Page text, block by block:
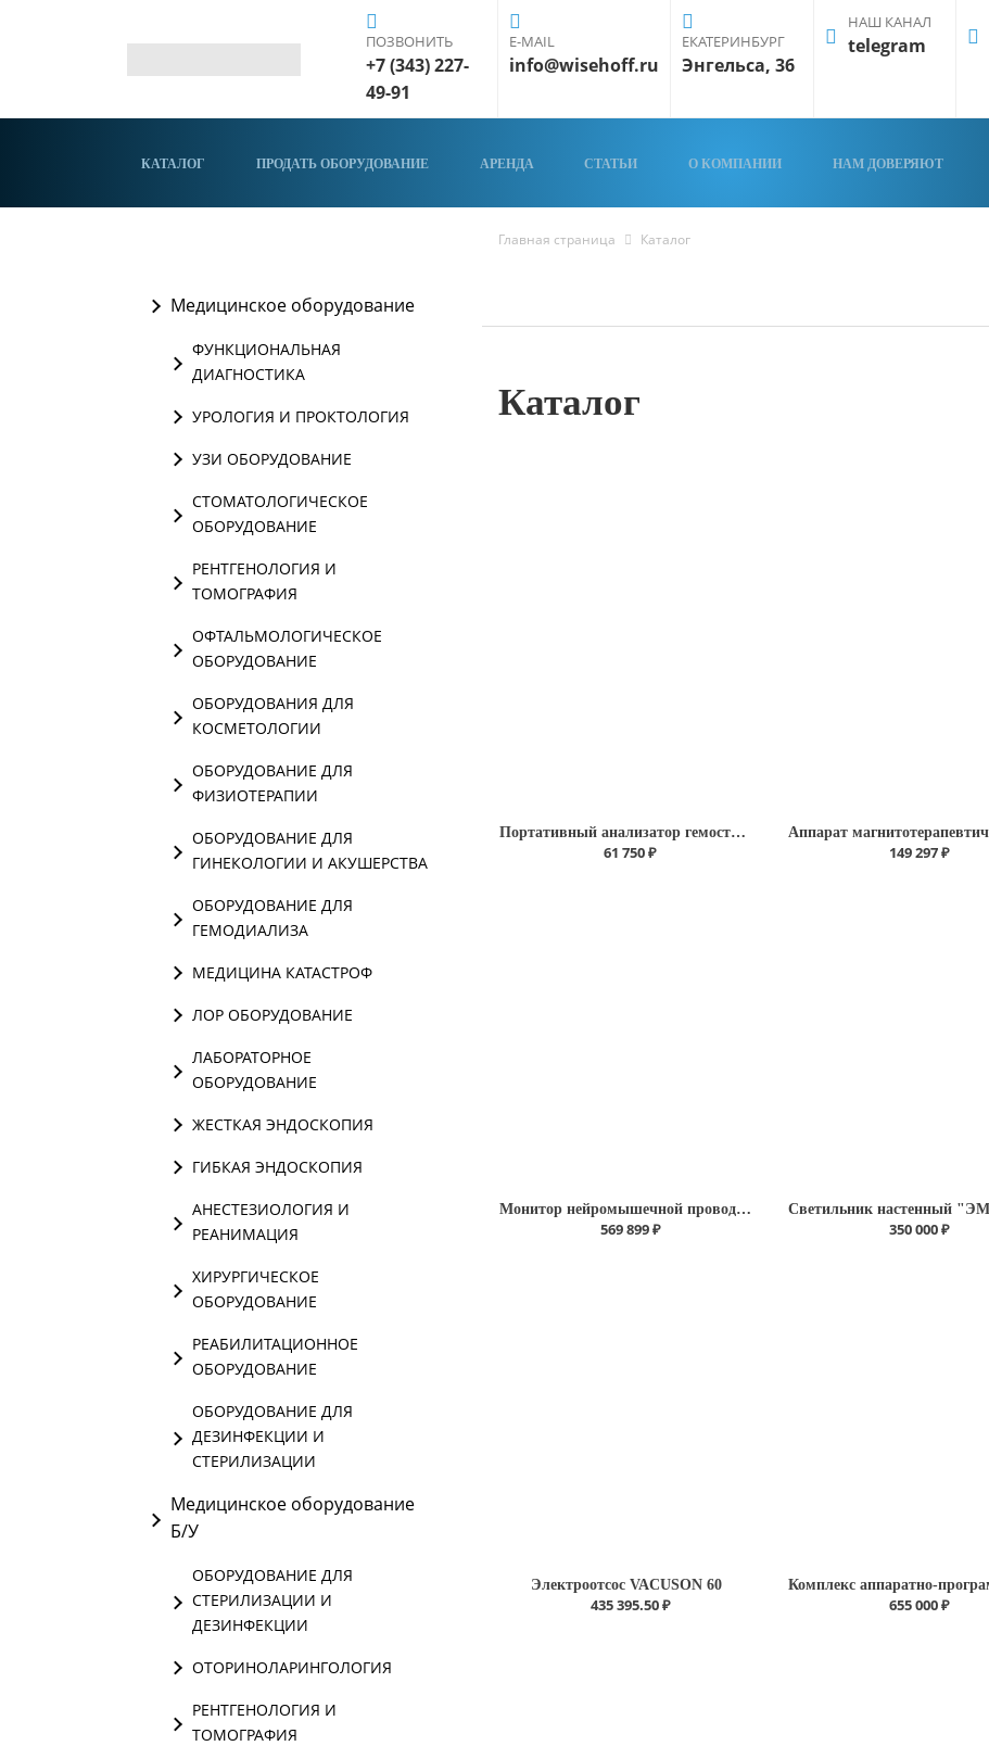
ПОЗВОНИТЬ
+7 (343) 227-
49-91
E-MAIL
info@wisehoff.ru
ЕКАТЕРИНБУРГ
Энгельса, 36
НАШ КАНАЛ
telegram
КАТАЛОГ ПРОДАТЬ ОБОРУДОВАНИЕ АРЕНДА СТАТЬИ О КОМПАНИИ НАМ ДОВЕРЯЮТ
Медицинское оборудование
ФУНКЦИОНАЛЬНАЯ
ДИАГНОСТИКА
УРОЛОГИЯ И ПРОКТОЛОГИЯ
УЗИ ОБОРУДОВАНИЕ
СТОМАТОЛОГИЧЕСКОЕ
ОБОРУДОВАНИЕ
РЕНТГЕНОЛОГИЯ И
ТОМОГРАФИЯ
ОФТАЛЬМОЛОГИЧЕСКОЕ
ОБОРУДОВАНИЕ
ОБОРУДОВАНИЯ ДЛЯ
КОСМЕТОЛОГИИ
ОБОРУДОВАНИЕ ДЛЯ
ФИЗИОТЕРАПИИ
ОБОРУДОВАНИЕ ДЛЯ
ГИНЕКОЛОГИИ И АКУШЕРСТВА
ОБОРУДОВАНИЕ ДЛЯ
ГЕМОДИАЛИЗА
МЕДИЦИНА КАТАСТРОФ
ЛОР ОБОРУДОВАНИЕ
ЛАБОРАТОРНОЕ
ОБОРУДОВАНИЕ
ЖЕСТКАЯ ЭНДОСКОПИЯ
ГИБКАЯ ЭНДОСКОПИЯ
АНЕСТЕЗИОЛОГИЯ И
РЕАНИМАЦИЯ
ХИРУРГИЧЕСКОЕ
ОБОРУДОВАНИЕ
РЕАБИЛИТАЦИОННОЕ
ОБОРУДОВАНИЕ
ОБОРУДОВАНИЕ ДЛЯ
ДЕЗИНФЕКЦИИ И
СТЕРИЛИЗАЦИИ
Медицинское оборудование
Б/У
ОБОРУДОВАНИЕ ДЛЯ
СТЕРИЛИЗАЦИИ И
ДЕЗИНФЕКЦИИ
ОТОРИНОЛАРИНГОЛОГИЯ
РЕНТГЕНОЛОГИЯ И
ТОМОГРАФИЯ
Главная страница Каталог
Каталог
Портативный анализатор гемостаза Коагучек XS
61 750 ₽ 149 297 ₽
Монитор нейромышечной проводимости ToFscan
569 899 ₽ 350 000 ₽
Электроотсос VACUSON 60
435 395.50 ₽ 655 000 ₽